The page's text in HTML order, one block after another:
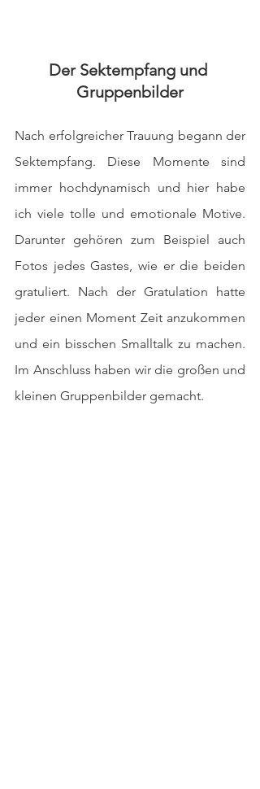
Der Sektempfang und
Gruppenbilder
Nach erfolgreicher Trauung begann der
Sektempfang. Diese Momente sind
immer hochdynamisch und hier habe
ich viele tolle und emotionale Motive.
Darunter gehören zum Beispiel auch
Fotos jedes Gastes, wie er die beiden
gratuliert. Nach der Gratulation hatte
jeder einen Moment Zeit anzukommen
und ein bisschen Smalltalk zu machen.
Im Anschluss haben wir die großen und
kleinen Gruppenbilder gemacht.